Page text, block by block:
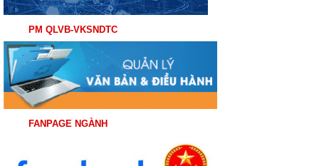
PM QLVB-VKSNDTC
FANPAGE NGÀNH